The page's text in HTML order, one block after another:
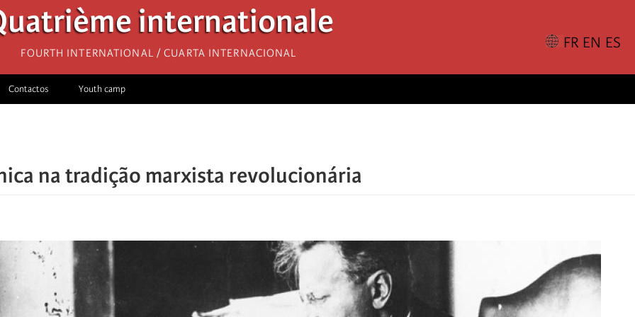
internationale
Fourth International / Cuarta Internacional
Contactos Youth camp
na tradição marxista revolucionária